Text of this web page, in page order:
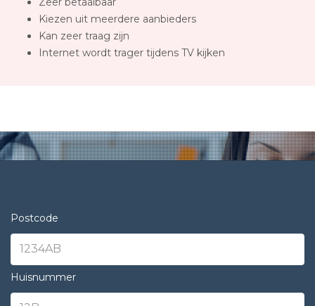
Kiezen uit meerdere aanbieders
Kan zeer traag zijn
Internet wordt trager tijdens TV kijken
Postcode
Huisnummer